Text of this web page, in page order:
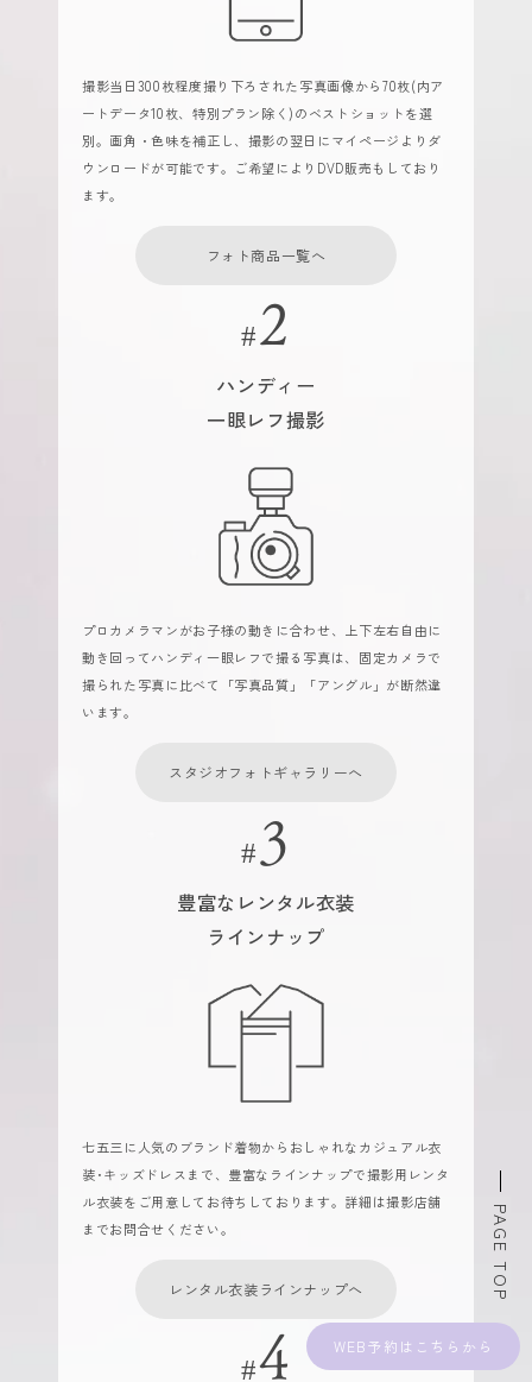
WEB予約
撮影当日300枚程度撮り下ろされた写真画像から70枚(内ア
ートデータ10枚、特別プラン除く)のベストショットを選
別。画角・色味を補正し、撮影の翌日にマイページよりダ
ウンロードが可能です。ご希望によりDVD販売もしており
ます。
フォト商品一覧へ
ハンディー
一眼レフ撮影
プロカメラマンがお子様の動きに合わせ、上下左右自由に
動き回ってハンディ一眼レフで撮る写真は、固定カメラで
撮られた写真に比べて「写真品質」「アングル」が断然違
います。
スタジオフォトギャラリーへ
豊富なレンタル衣装
ラインナップ
七五三に人気のブランド着物からおしゃれなカジュアル衣
装･キッズドレスまで、豊富なラインナップで撮影用レンタ
ル衣装をご用意してお待ちしております。詳細は撮影店舗
までお問合せください。
レンタル衣装ラインナップへ PAGE TOP